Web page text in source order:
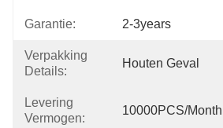
Garantie: 2-3years
Verpakking
Details:
Houten Geval
Levering
Vermogen:
10000PCS/month